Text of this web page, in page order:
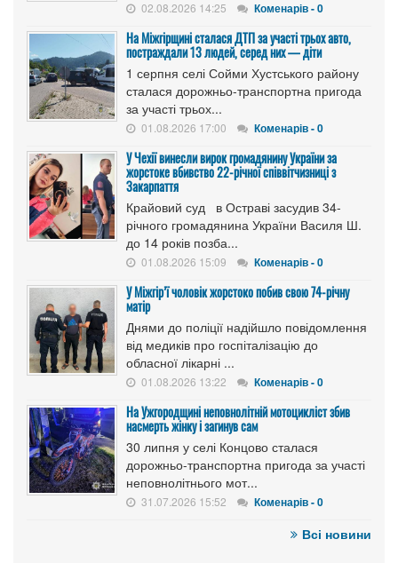
02.08.2026 14:25 Коменарів - 0
На Міжгірщині сталася ДТП за участі трьох авто,
постраждали 13 людей, серед них — діти
1 серпня селі Сойми Хустського району
сталася дорожньо-транспортна пригода
за участі трьох...
01.08.2026 17:00 Коменарів - 0
У Чехії винесли вирок громадянину України за
жорстоке вбивство 22-річної співвітчизниці з
Закарпаття
Крайовий суд в Остраві засудив 34-
річного громадянина України Василя Ш.
до 14 років позба...
01.08.2026 15:09 Коменарів - 0
У Міжгір’ї чоловік жорстоко побив свою 74-річну
матір
Днями до поліції надійшло повідомлення
від медиків про госпіталізацію до
обласної лікарні ...
01.08.2026 13:22 Коменарів - 0
На Ужгородщині неповнолітній мотоцикліст збив
насмерть жінку і загинув сам
30 липня у селі Концово сталася
дорожньо-транспортна пригода за участі
неповнолітнього мот...
31.07.2026 15:52 Коменарів - 0
Всі новини